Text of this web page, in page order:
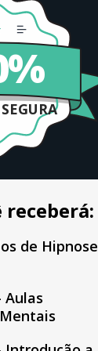
receberá:
de Hipnose
Aulas